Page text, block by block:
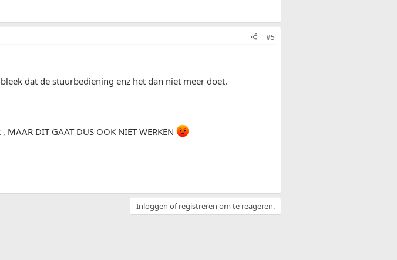
#5
dat de stuurbediening enz het dan niet meer doet.
MAAR DIT GAAT DUS OOK NIET WERKEN
Inloggen of registreren om te reageren.